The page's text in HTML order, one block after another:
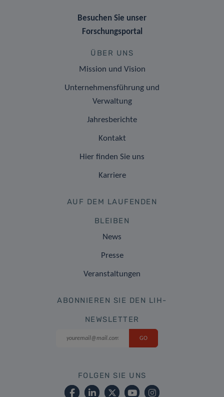
Besuchen Sie unser
Forschungsportal
ÜBER UNS
Mission und Vision
Unternehmensführung und
Verwaltung
Jahresberichte
Kontakt
Hier finden Sie uns
Karriere
AUF DEM LAUFENDEN
BLEIBEN
News
Presse
Veranstaltungen
ABONNIEREN SIE DEN LIH-
NEWSLETTER
FOLGEN SIE UNS